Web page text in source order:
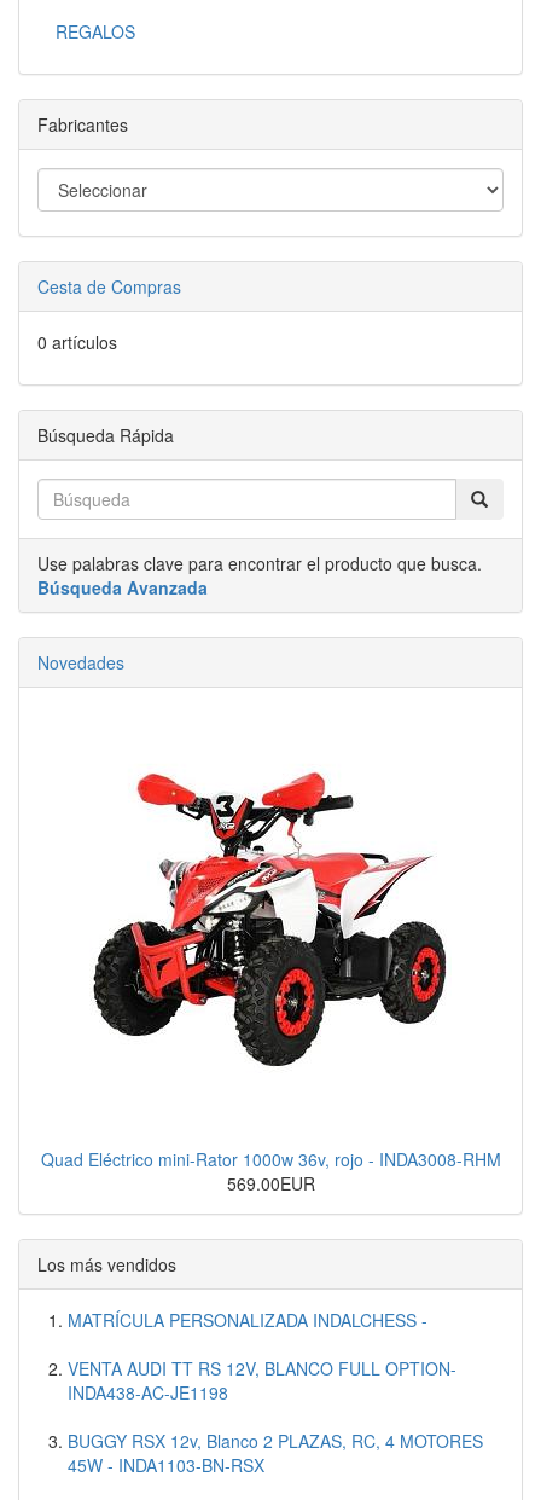
REGALOS
Fabricantes
Cesta de Compras
0 artículos
Búsqueda Rápida
Use palabras clave para encontrar el producto que busca.
Búsqueda Avanzada
Novedades
Quad Eléctrico mini-Rator 1000w 36v, rojo - INDA3008-RHM
569.00EUR
Los más vendidos
MATRÍCULA PERSONALIZADA INDALCHESS -
VENTA AUDI TT RS 12V, BLANCO FULL OPTION-
INDA438-AC-JE1198
BUGGY RSX 12v, Blanco 2 PLAZAS, RC, 4 MOTORES
45W - INDA1103-BN-RSX